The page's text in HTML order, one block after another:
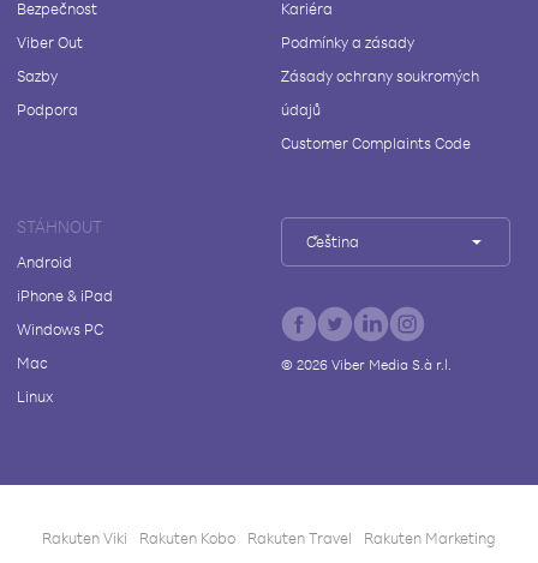
Bezpečnost
Viber Out
Sazby
Podpora
Kariéra
Podmínky a zásady
Zásady ochrany soukromých
údajů
Customer Complaints Code
STÁHNOUT
Android
iPhone & iPad
Windows PC
Mac
Linux
Čeština
© 2026Viber Media S.à r.l.
Rakuten Viki Rakuten Kobo Rakuten Travel Rakuten Marketing